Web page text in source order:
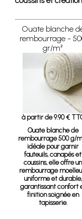
Ouate blanche
rembourrage -
gr/m²
à partir de 9.90 €
Ouate blanche de
rembourrage 500 g/
idéale pour garnir
fauteuils, canapés et
coussins, elle offre un
rembourrage
uniforme et durable,
garantissant confort
finition soignée en
tapisserie.